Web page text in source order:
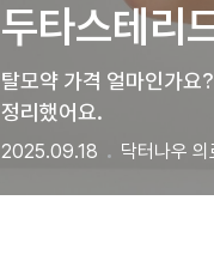
두타스테리
탈모약 가격 얼마인가요
정리했어요.
2025.09.18 닥터나우 의